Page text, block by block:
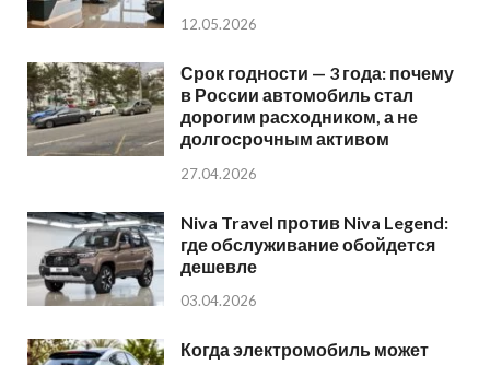
12.05.2026
Срок годности — 3 года: почему
в России автомобиль стал
дорогим расходником, а не
долгосрочным активом
27.04.2026
Niva Travel против Niva Legend:
где обслуживание обойдется
дешевле
03.04.2026
Когда электромобиль может